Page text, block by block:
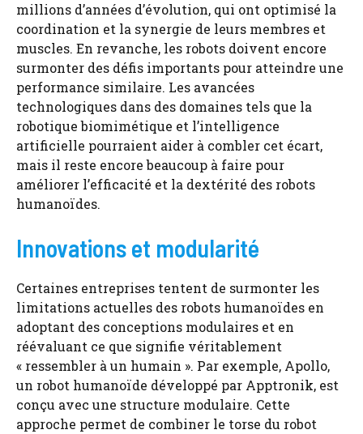
millions d’années d’évolution, qui ont optimisé la
coordination et la synergie de leurs membres et
muscles. En revanche, les robots doivent encore
surmonter des défis importants pour atteindre une
performance similaire. Les avancées
technologiques dans des domaines tels que la
robotique biomimétique et l’intelligence
artificielle pourraient aider à combler cet écart,
mais il reste encore beaucoup à faire pour
améliorer l’efficacité et la dextérité des robots
humanoïdes.
Innovations et modularité
Certaines entreprises tentent de surmonter les
limitations actuelles des robots humanoïdes en
adoptant des conceptions modulaires et en
réévaluant ce que signifie véritablement
« ressembler à un humain ». Par exemple, Apollo,
un robot humanoïde développé par Apptronik, est
conçu avec une structure modulaire. Cette
approche permet de combiner le torse du robot